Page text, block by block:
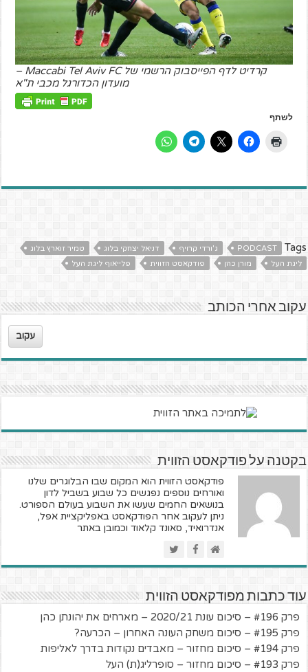
קרדיט לדף הפייסבוק הרשמי של Maccabi Tel Aviv FC –
מועדון הכדורגל מכבי ת"א
לשתף
Tags
PODCAST ג'ורדי קרויף דניאל יצחקי בלוג
טמיר זוארץ בלוג
ליגת העל
מורן כהן פודקאסט הזווית פלייאוף ליגת העל
עקוב אחרי הכותב
עקוב
בקטנה על פודקאסט הזווית
פודקאסט הזווית הוא המקום שבו הבלוגרים שלנו
ואורחים נוספים נפגשים כל שבוע בשביל לדון
בנושאים החמים שעשו את השבוע בעולם הספורט.
ניתן לעקוב אחר הפודקאסט באפליקציית אפל,
אנדרואיד, סאונד קלאוד וכמובן באתר
עוד כתבות מפודקאסט הזווית
פרק #196 – סיכום עונת 2020/21 – מארחים את יהונתן כהן
פרק #195 – סיכום משחק העונה האחרון – הכרעה?
פרק #194 – סיכום מחזור – מאבדים נקודות בדרך לאליפות
פרק #193 – סיכום מחזור – סופרליג(ת) העל